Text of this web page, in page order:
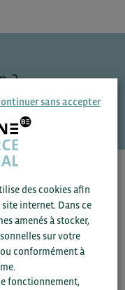
?
vous.
sans accepter
des cookies afin
internet. Dans ce
amenés à stocker,
sur votre
conformément à
fonctionnement,